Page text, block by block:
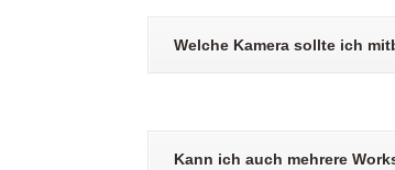
Welche Kamera sollte ich
Kann ich auch mehrere